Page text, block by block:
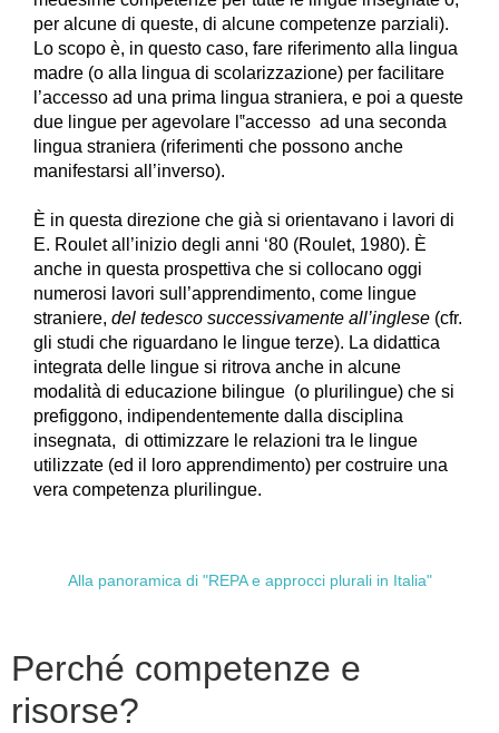
per alcune di queste, di alcune competenze parziali).
Lo scopo è, in questo caso, fare riferimento alla lingua
madre (o alla lingua di scolarizzazione) per facilitare
l’accesso ad una prima lingua straniera, e poi a queste
due lingue per agevolare l‟accesso ad una seconda
lingua straniera (riferimenti che possono anche
manifestarsi all’inverso).
È in questa direzione che già si orientavano i lavori di
E. Roulet all’inizio degli anni ‘80 (Roulet, 1980). È
anche in questa prospettiva che si collocano oggi
numerosi lavori sull’apprendimento, come lingue
straniere, del tedesco successivamente all’inglese (cfr.
gli studi che riguardano le lingue terze). La didattica
integrata delle lingue si ritrova anche in alcune
modalità di educazione bilingue (o plurilingue) che si
prefiggono, indipendentemente dalla disciplina
insegnata, di ottimizzare le relazioni tra le lingue
utilizzate (ed il loro apprendimento) per costruire una
vera competenza plurilingue.
Alla panoramica di "REPA e approcci plurali in Italia"
Perché competenze e
risorse?